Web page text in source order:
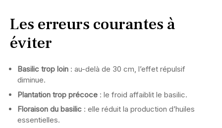
Les erreurs courantes à
éviter
Basilic trop loin : au-delà de 30 cm, l’effet répulsif
diminue.
Plantation trop précoce : le froid affaiblit le basilic.
Floraison du basilic : elle réduit la production d’huiles
essentielles.